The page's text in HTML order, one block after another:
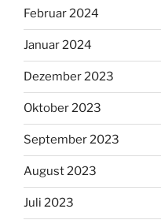
Februar 2024
Januar 2024
Dezember 2023
Oktober 2023
September 2023
August 2023
Juli 2023